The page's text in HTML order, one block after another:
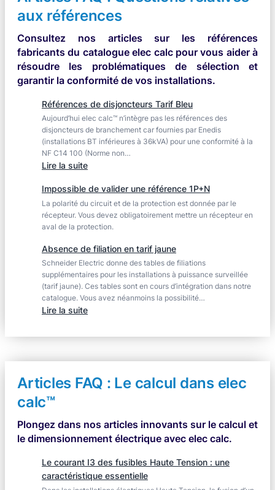
cessé
de
ou
n’est
pas
accessible…
aux références
Consultez nos articles sur les références
fabricants du catalogue elec calc pour vous aider à
résoudre les problématiques de sélection et
garantir la conformité de vos installations.
Références de disjoncteurs Tarif Bleu
Aujourd’hui elec calc™ n’intègre pas les références des
disjoncteurs de branchement car fournies par Enedis
(installations BT inférieures à 36kVA) pour une conformité à la
NF C14 100 (Norme non…
Lire la suite:
de
disjoncteurs
Tarif
Bleu
Impossible de valider une référence 1P+N
La polarité du circuit et de la protection est donnée par le
récepteur. Vous devez obligatoirement mettre un récepteur en
aval de la protection.
Absence de filiation en tarif jaune
Schneider Electric donne des tables de filiations
supplémentaires pour les installations à puissance surveillée
(tarif jaune). Ces tables sont en cours d’intégration dans notre
catalogue. Vous avez néanmoins la possibilité…
Lire la suite:
de
en
tarif
jaune
Articles FAQ : Le calcul dans elec
calc™
Plongez dans nos articles innovants sur le calcul et
le dimensionnement électrique avec elec calc.
Le courant I3 des fusibles Haute Tension : une
caractéristique essentielle